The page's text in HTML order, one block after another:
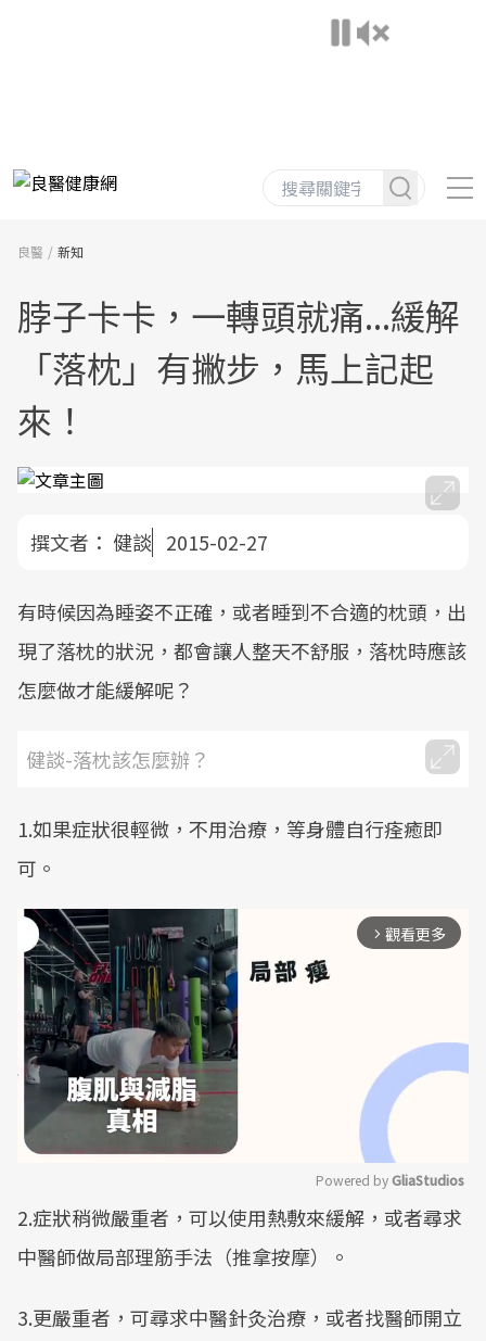
良醫 新知
脖子卡卡，一轉頭就痛...緩解
「落枕」有撇步，馬上記起
來！
撰文者： 健談 2015-02-27
有時候因為睡姿不正確，或者睡到不合適的枕頭，出
現了落枕的狀況，都會讓人整天不舒服，落枕時應該
怎麼做才能緩解呢？
健談-落枕該怎麼辦？
1.如果症狀很輕微，不用治療，等身體自行痊癒即
可。
arrow_forward_ios 觀看更多
Mute
Powered by GliaStudios
2.症狀稍微嚴重者，可以使用熱敷來緩解，或者尋求
中醫師做局部理筋手法（推拿按摩）。
3.更嚴重者，可尋求中醫針灸治療，或者找醫師開立